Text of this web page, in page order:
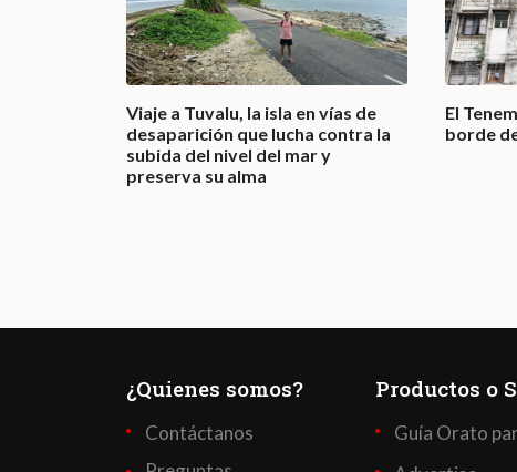
Viaje a Tuvalu, la isla en vías de
desaparición que lucha contra la
subida del nivel del mar y
preserva su alma
El
borde
¿Quienes somos?
Contáctanos
Productos o
Guía Orato